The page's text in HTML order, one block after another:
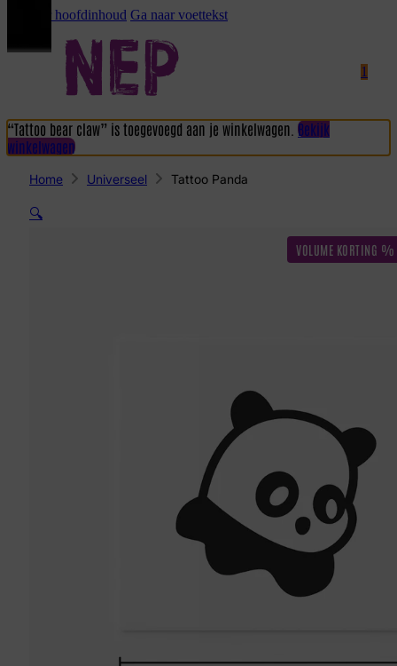
Ga naar hoofdinhoud Ga naar voettekst
1
“Tattoo bear claw” is toegevoegd aan je winkelwagen. Bekijk
winkelwagen
Home Universeel Tattoo Panda
🔍